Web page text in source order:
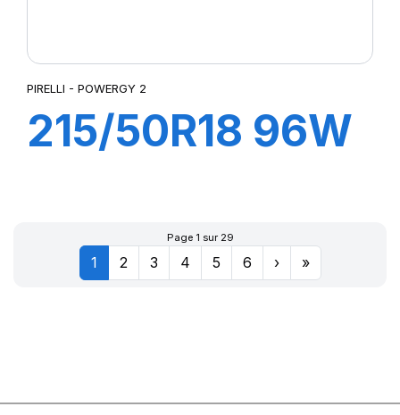
PIRELLI - POWERGY 2
215/50R18 96W
Page 1 sur 29
1 2 3 4 5 6 › »